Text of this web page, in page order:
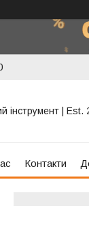
інструмент | Est.
Контакти